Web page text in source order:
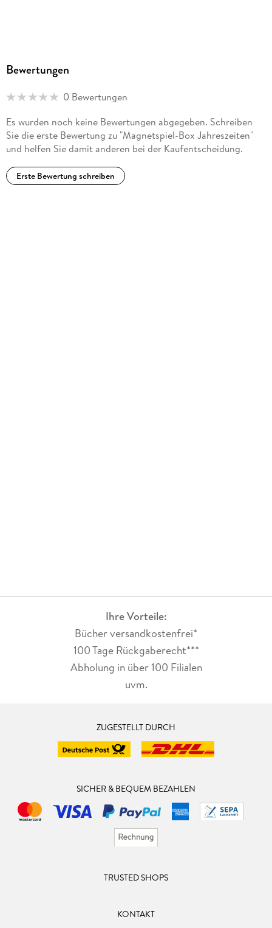
Bewertungen
0 Bewertungen
Es wurden noch keine Bewertungen abgegeben. Schreiben
Sie die erste Bewertung zu "Magnetspiel-Box Jahreszeiten"
und helfen Sie damit anderen bei der Kaufentscheidung.
Erste Bewertung schreiben
Ihre Vorteile:
Bücher versandkostenfrei*
100 Tage Rückgaberecht***
Abholung in über 100 Filialen
uvm.
ZUGESTELLT DURCH
SICHER & BEQUEM BEZAHLEN
TRUSTED SHOPS
KONTAKT